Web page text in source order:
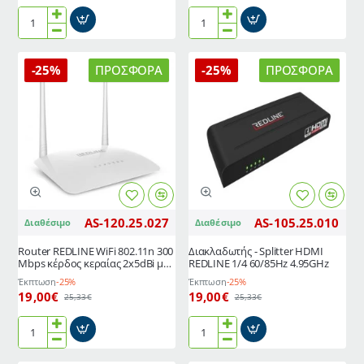
Βάση
με
διπλό
ρυθμιζόμενη
ανάκλιση
22″-37″
και
βάρος
kg
Network
REDLINE
8ports
μοιράζει
σήμα
δικτύου
θύρες
ΠΡΟΣΦΟΡΆ
-25%
Διαθέσιμο AS-120.25.027
Router REDLINE WiFi 802.11n 300
Mbps κέρδος κεραίας 2x5dBi με
5 διαφορετικές λειτουργίες
Έκπτωση-25%
19,00€ 25,33€
Router
ΠΡΟΣΦΟΡΆ
-25%
Διαθέσιμο AS-105.25.010
Διακλαδωτής - Splitter HDMI
REDLINE 1/4 60/85Hz 4.95GHz
Έκπτωση-25%
19,00€ 25,33€
Διακλαδωτής